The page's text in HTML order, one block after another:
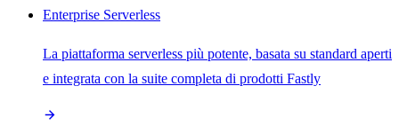
Enterprise Serverless
La piattaforma serverless più potente, basata su standard aperti
e integrata con la suite completa di prodotti Fastly